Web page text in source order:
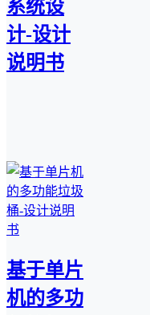
系统设
计-设计
说明书
基于单片
机的多功